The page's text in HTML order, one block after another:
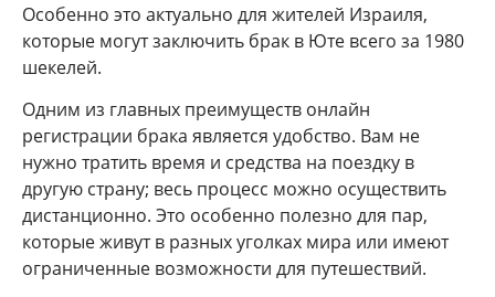
Особенно это актуально для жителей Израиля,
которые могут заключить брак в Юте всего за 1980
шекелей.
Одним из главных преимуществ онлайн
регистрации брака является удобство. Вам не
нужно тратить время и средства на поездку в
другую страну; весь процесс можно осуществить
дистанционно. Это особенно полезно для пар,
которые живут в разных уголках мира или имеют
ограниченные возможности для путешествий.